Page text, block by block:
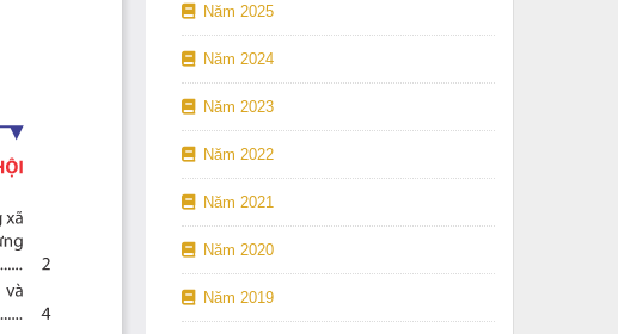
Năm 2025
Năm 2024
Năm 2023
Năm 2022
Năm 2021
Năm 2020
Năm 2019